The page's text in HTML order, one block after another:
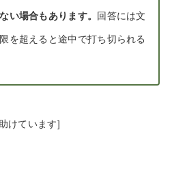
い場合もあります。 回答には文
を超えると途中で打ち切られる
けています]